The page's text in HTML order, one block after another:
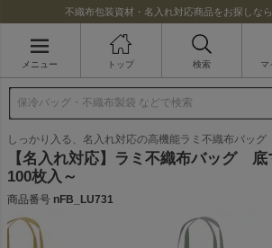
不織布包装資材・名入れ対応商品をお探しなら
メニュー トップ 検索 マ
しっかり入る、名入れ対応の高機能ラミ不織布バッグ
【名入れ対応】ラミ不織布バッグ
100枚入～
商品番号 nFB_LU731